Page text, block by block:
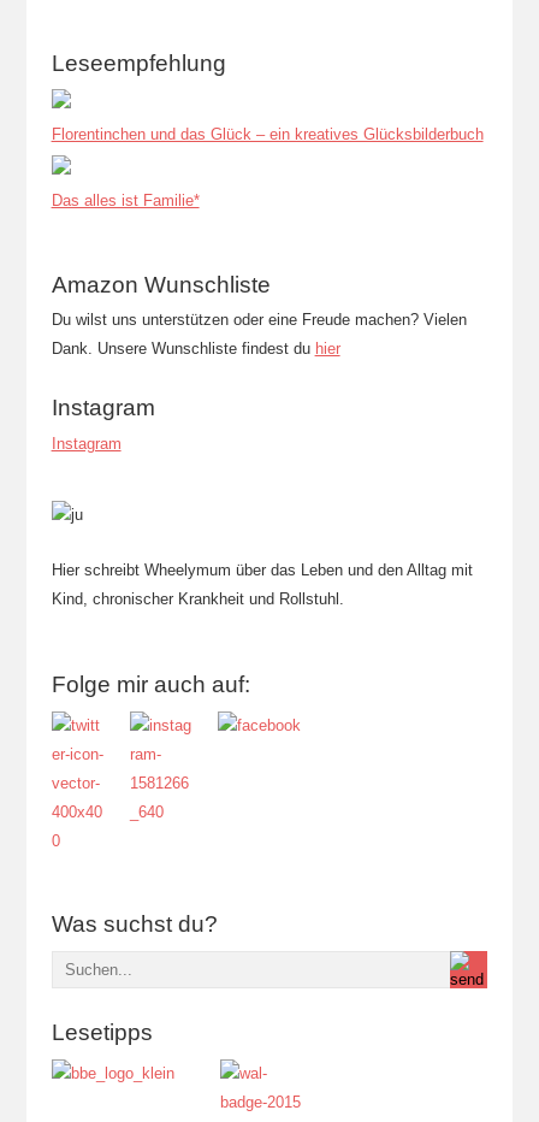
Leseempfehlung
Florentinchen und das Glück – ein kreatives Glücksbilderbuch
Das alles ist Familie*
Amazon Wunschliste
Du wilst uns unterstützen oder eine Freude machen? Vielen
Dank. Unsere Wunschliste findest du hier
Instagram
Instagram
Hier schreibt Wheelymum über das Leben und den Alltag mit
Kind, chronischer Krankheit und Rollstuhl.
Folge mir auch auf:
Was suchst du?
Lesetipps